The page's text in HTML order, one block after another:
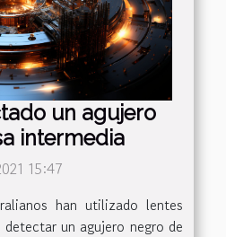
un agujero
intermedia
15:47
han utilizado lentes
un agujero negro de